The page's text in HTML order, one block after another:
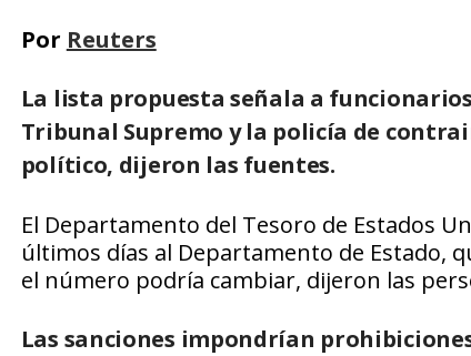
Por Reuters
La lista propuesta señala a
Tribunal Supremo y la policía de
político, dijeron las fuentes.
El Departamento del Tesoro de Estados
últimos días al Departamento de Estado,
el número podría cambiar, dijeron las
Las sanciones impondrían